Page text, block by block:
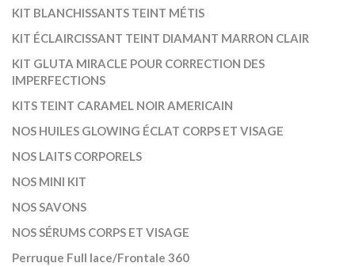
KIT BLANCHISSANTS TEINT MÉTIS
KIT ÉCLAIRCISSANT TEINT DIAMANT MARRON CLAIR
KIT GLUTA MIRACLE POUR CORRECTION DES
IMPERFECTIONS
KITS TEINT CARAMEL NOIR AMERICAIN
NOS HUILES GLOWING ÉCLAT CORPS ET VISAGE
NOS LAITS CORPORELS
NOS MINI KIT
NOS SAVONS
NOS SÉRUMS CORPS ET VISAGE
Perruque Full lace/Frontale 360